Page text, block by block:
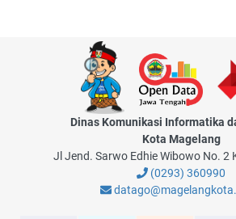
Dinas Komunikasi Informatika
Kota Magelang
Jl Jend. Sarwo Edhie Wibowo No. 2
(0293) 360990